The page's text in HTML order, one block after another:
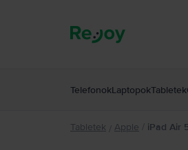
TelefonokLaptopokTabletek
Tabletek / Apple / iPad Air